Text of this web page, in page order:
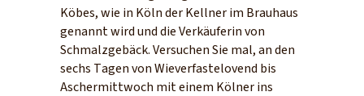
Köbes, wie in Köln der Kellner im Brauhaus
genannt wird und die Verkäuferin von
Schmalzgebäck. Versuchen Sie mal, an den
sechs Tagen von Wieverfastelovend bis
Aschermittwoch mit einem Kölner ins